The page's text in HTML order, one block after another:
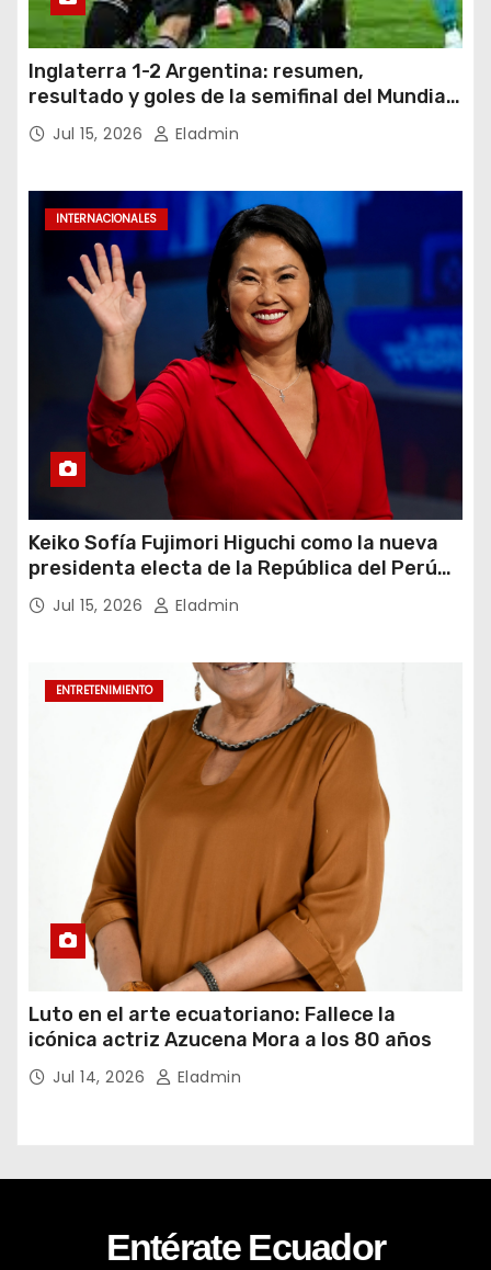
Inglaterra 1-2 Argentina: resumen,
resultado y goles de la semifinal del Mundial
2026Jul 15, 2026 Eladmin
INTERNACIONALES
Keiko Sofía Fujimori Higuchi como la nueva
presidenta electa de la República del Perú
para el periodo constitucional 2026-2031
Jul 15, 2026 Eladmin
ENTRETENIMIENTO
Luto en el arte ecuatoriano: Fallece la
icónica actriz Azucena Mora a los 80 años
Jul 14, 2026 Eladmin
Entérate Ecuador